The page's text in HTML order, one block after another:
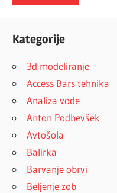
Kategorije
3d modeliranje
Access Bars tehnika
Analiza vode
Anton Podbevšek
Avtošola
Balirka
Barvanje obrvi
Beljenje zob